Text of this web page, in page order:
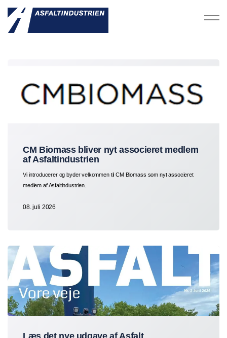
CM Biomass bliver nyt associeret medlem
af Asfaltindustrien
Vi introducerer og byder velkommen til CM Biomass som nyt associeret
medlem af Asfaltindustrien.
08. juli 2026
Læs det nye udgave af Asfalt